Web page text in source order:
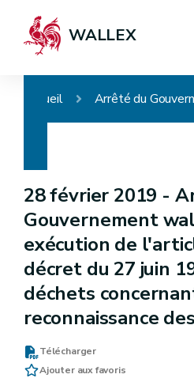
WALLEX
Accueil
28 février 2019 -
Gouvernement
exécution de
décret du 27 juin
déchets
reconnaissance
Télécharger
Ajouter aux favoris